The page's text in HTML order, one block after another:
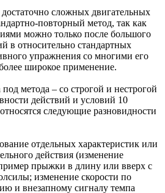
сложных двигательных
повторный метод, так как
можно только после большого
в относительно стандартных
упражнения со многими его
широкое применение.
метода – со строгой и нестрогой
действий и условий 10
следующие разновидности
отдельных характеристик или
действия (изменение
прыжки в длину или вверх с
изменение скорости по
и внезапному сигналу темпа